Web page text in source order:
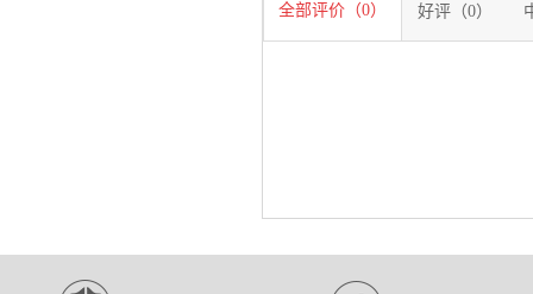
全部评价（0） 好评（0）